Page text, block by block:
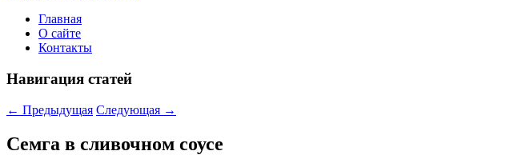
Главная
О сайте
Контакты
Навигация статей
← Предыдущая Следующая →
Семга в сливочном соусе